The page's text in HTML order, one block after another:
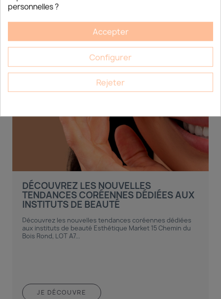
DÉCOUVREZ LES NOUVELLES
TENDANCES CORÉENNES DÉDIÉES AUX
INSTITUTS DE BEAUTÉ
Découvrez les nouvelles tendances coréennes dédiées
aux instituts de beauté Esthétique Market 15 Chemin du
Bois Rond, LOT A7...
JE DÉCOUVRE
personnelles ?
Accepter
Configurer
Rejeter